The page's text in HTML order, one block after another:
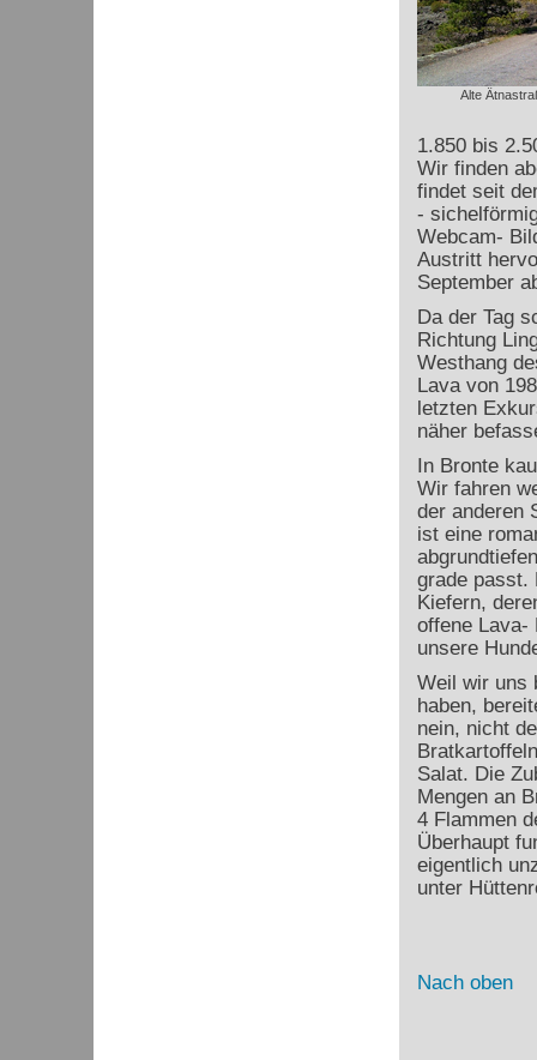
Alte
1.850 bis
Wir finden
findet seit
-
Webcam-
Austritt
September
Da der Tag
Richtung
Westhang
Lava von
letzten
näher
In Bronte
Wir fahren
der anderen
ist eine
grade passt.
Kiefern,
offene Lava-
unsere
Weil wir uns
haben,
nein, nicht
Salat. Die
Mengen an
4 Flammen
Überhaupt
eigentlich
unter
Nach oben